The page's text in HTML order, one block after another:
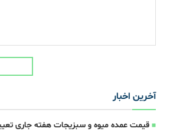
آخرین اخبار
قیمت عمده میوه و سبزیجات هفته جاری